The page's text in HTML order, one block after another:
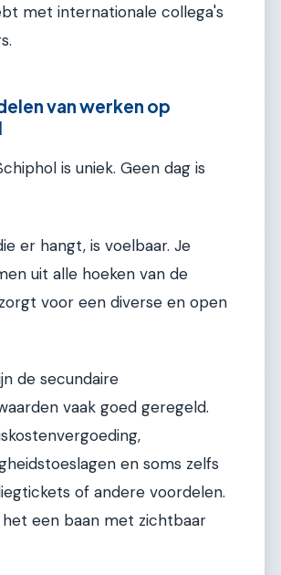
met internationale collega's
van werken op
is uniek. Geen dag is
er hangt, is voelbaar. Je
uit alle hoeken van de
voor een diverse en open
de secundaire
vaak goed geregeld.
en soms zelfs
of andere voordelen.
het een baan met zichtbaar